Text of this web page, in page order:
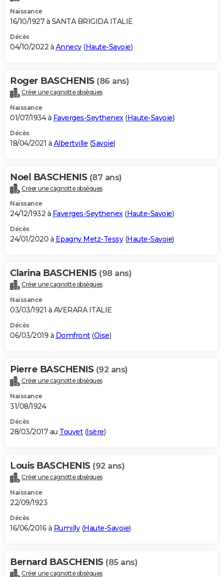
Naissance
16/10/1927 à SANTA BRIGIDA ITALIE
Décès
04/10/2022 à Annecy(Haute-Savoie)
Roger BASCHENIS (86 ans)
Créer une cagnotte obsèques
Naissance
01/07/1934 à Faverges-Seythenex (Haute-Savoie)
Décès
18/04/2021 à Albertville (Savoie)
Noel BASCHENIS (87 ans)
Créer une cagnotte obsèques
Naissance
24/12/1932 à Faverges-Seythenex(Haute-Savoie)
Décès
24/01/2020 à Epagny Metz-Tessy(Haute-Savoie)
Clarina BASCHENIS (98 ans)
Créer une cagnotte obsèques
Naissance
03/03/1921 à AVERARA ITALIE
Décès
06/03/2019 à Domfront(Oise)
Pierre BASCHENIS (92 ans)
Créer une cagnotte obsèques
Naissance
31/08/1924
Décès
28/03/2017 au Touvet(Isère)
Louis BASCHENIS (92 ans)
Créer une cagnotte obsèques
Naissance
22/09/1923
Décès
16/06/2016 à Rumilly(Haute-Savoie)
Bernard BASCHENIS (85 ans)
Créer une cagnotte obsèques